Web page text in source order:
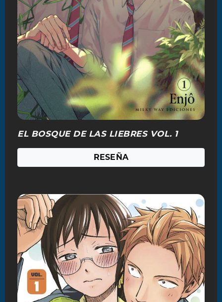
EL BOSQUE DE LAS LIEBRES VOL. 1
RESEÑA